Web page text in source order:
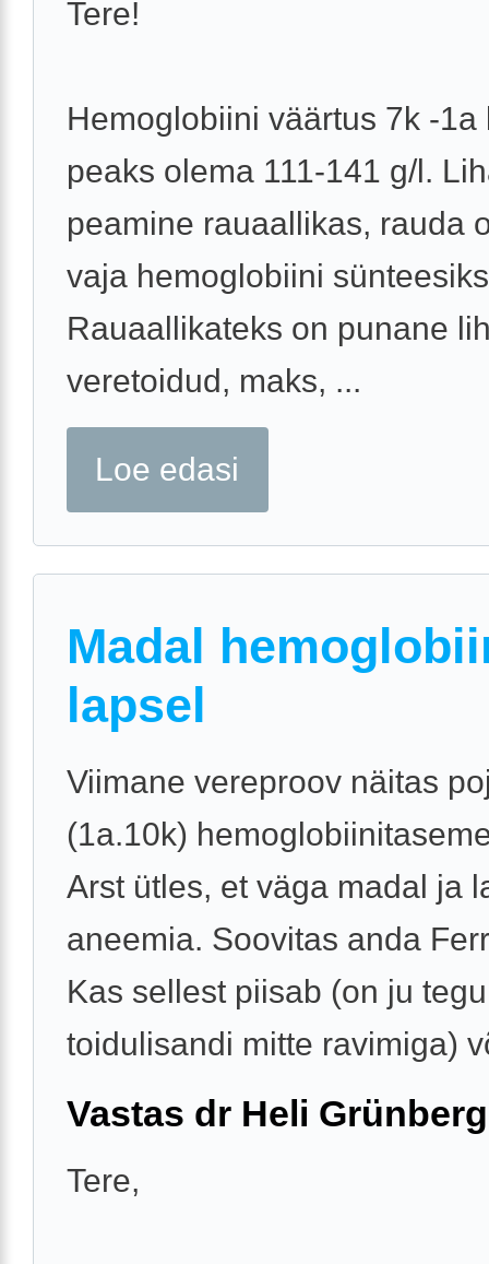
Tere!
Hemoglobiini väärtus 7k -1a
peaks olema 111-141 g/l.
peamine rauaallikas, rauda
vaja hemoglobiini
Rauaallikateks on punane
veretoidud, maks, ...
Loe edasi
Madal
lapsel
Viimane vereproov näitas
(1a.10k)
Arst ütles, et väga madal ja
aneemia. Soovitas anda
Kas sellest piisab (on ju tegu
toidulisandi mitte ravimiga)
Vastas dr Heli Grünberg
Tere,